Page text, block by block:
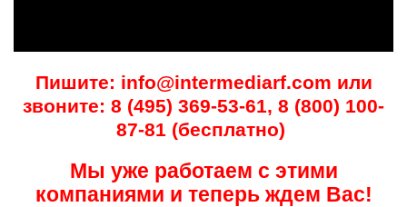
Пишите: info@intermediarf.com или
звоните: 8 (495) 369-53-61, 8 (800) 100-
87-81 (бесплатно)
Мы уже работаем с этими
компаниями и теперь ждем Вас!